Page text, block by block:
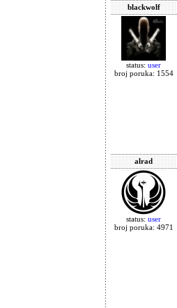
blackwolf
status: user
broj poruka: 1554
alrad
status: user
broj poruka: 4971